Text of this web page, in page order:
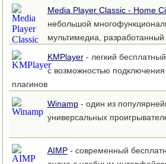
Media Player Classic - Home
небольшой
мультимедиа,
KMPlayer- легкий
с возможностью
плагинов
Winamp- один из
универсальных
AIMP- современный